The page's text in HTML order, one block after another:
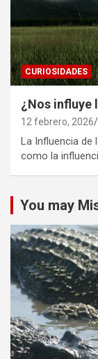
CURIOSIDADES
¿Nos influye
12 febrero, 2026
La Influencia de
como la
You may